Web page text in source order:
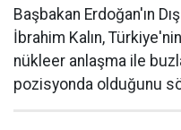
Başbakan Erdoğan'ın
İbrahim Kalın,
nükleer anlaşma ile
pozisyonda olduğunu